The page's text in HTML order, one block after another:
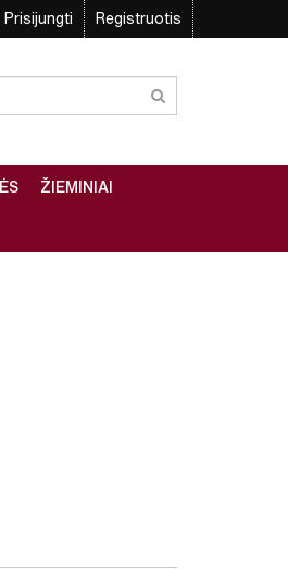
Prisijungti Registruotis
ŽIEMINIAI